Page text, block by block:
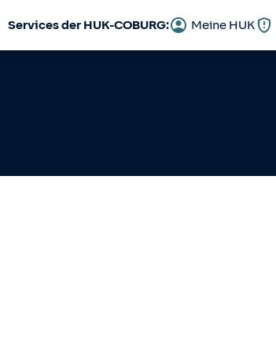
Services der HUK-COBURG: Meine HUK